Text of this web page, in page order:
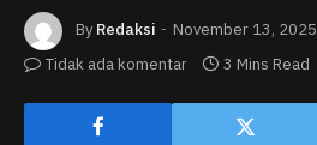
By Redaksi
November 13, 2025
Tidak ada komentar
3 Mins Read